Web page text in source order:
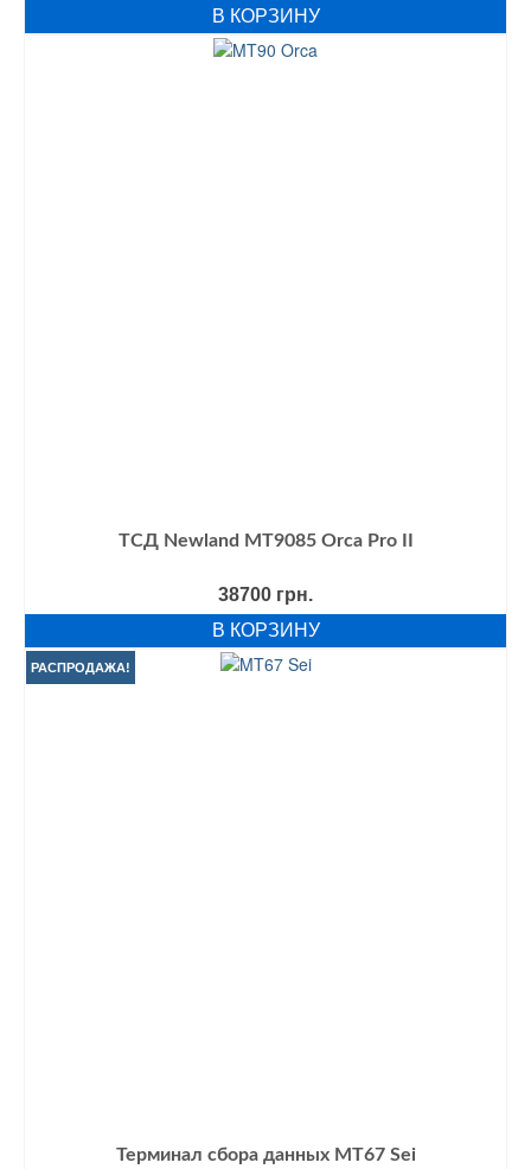
В КОРЗИНУ
ТСД Newland MT9085 Orca Pro II
38700 грн.
В КОРЗИНУ
РАСПРОДАЖА!
Терминал сбора данных MT67 Sei